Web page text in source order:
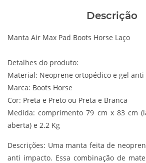
Descrição
Manta Air Max Pad Boots Horse Laço
Detalhes do produto:
Material: Neoprene ortopédico e gel
Marca: Boots Horse
Cor: Preta e Preto ou Preta e Branca
Medida: comprimento 79 cm x 83 cm
aberta) e 2.2 Kg
Descrições: Uma manta feita de
anti impacto. Essa combinação de